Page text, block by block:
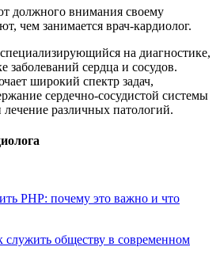
должного внимания своему
чем занимается врач-кардиолог.
на диагностике,
заболеваний сердца и сосудов.
широкий спектр задач,
сердечно-сосудистой системы
различных патологий.
PHP: почему это важно и что
обществу в современном